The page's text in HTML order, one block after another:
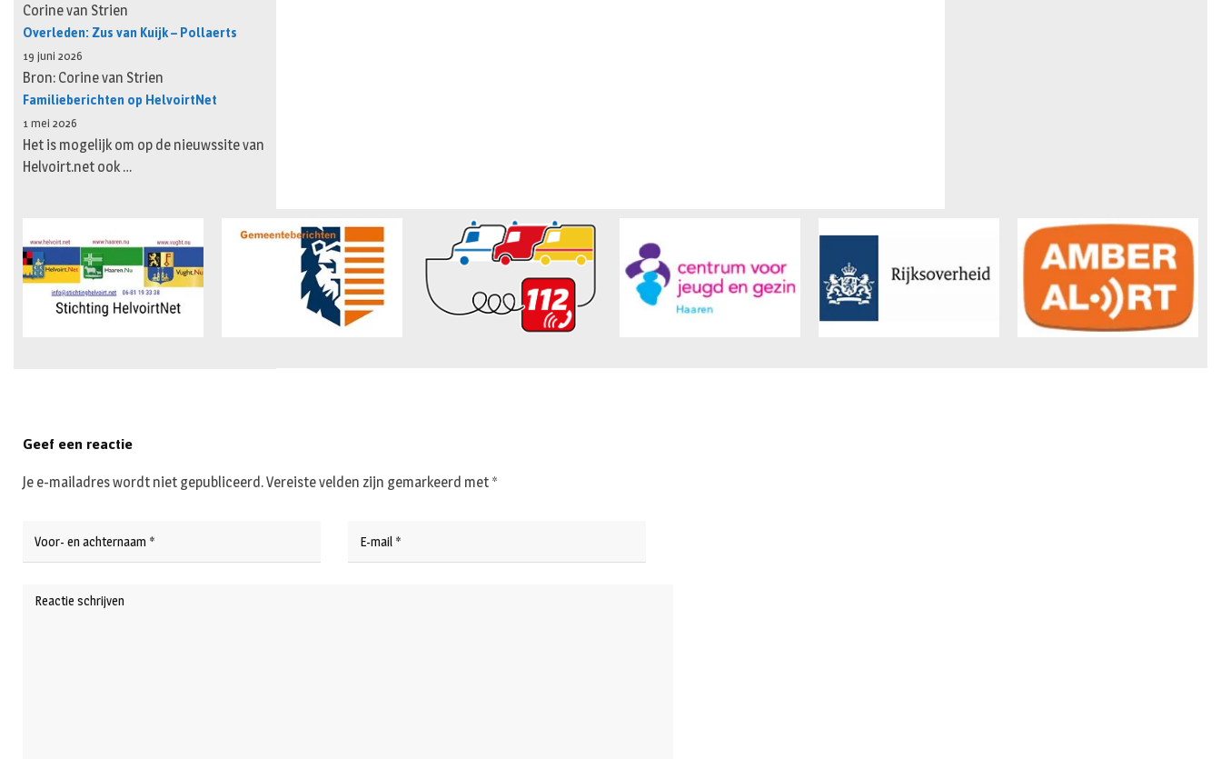
Corine van Strien
Overleden: Zus van Kuijk – Pollaerts
19 juni 2026
Bron: Corine van Strien
Familieberichten op HelvoirtNet
1 mei 2026
Het is mogelijk om op de nieuwssite van
Helvoirt.net ook …
Geef een reactie
Je e-mailadres wordt niet gepubliceerd.Vereiste velden zijn gemarkeerd met *